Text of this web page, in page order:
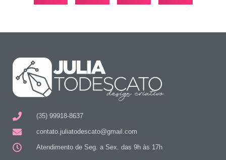
(35) 99918-8637
contato.juliatodescato@gmail.com
Atendimento de Seg. a Sex. das 9h às 17h